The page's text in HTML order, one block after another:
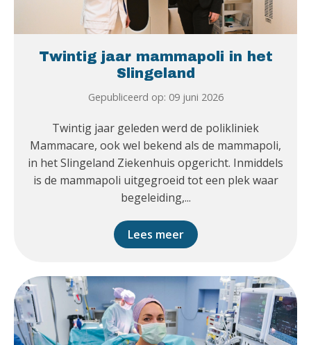
Twintig jaar mammapoli in het
Slingeland
Gepubliceerd op: 09 juni 2026
Twintig jaar geleden werd de polikliniek
Mammacare, ook wel bekend als de mammapoli,
in het Slingeland Ziekenhuis opgericht. Inmiddels
is de mammapoli uitgegroeid tot een plek waar
begeleiding,...
Lees meer